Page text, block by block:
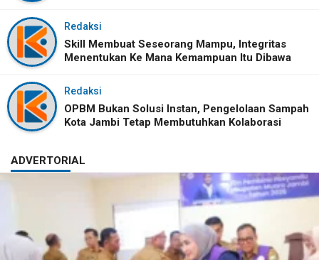
Redaksi
Skill Membuat Seseorang Mampu, Integritas
Menentukan Ke Mana Kemampuan Itu Dibawa
Redaksi
OPBM Bukan Solusi Instan, Pengelolaan Sampah
Kota Jambi Tetap Membutuhkan Kolaborasi
ADVERTORIAL